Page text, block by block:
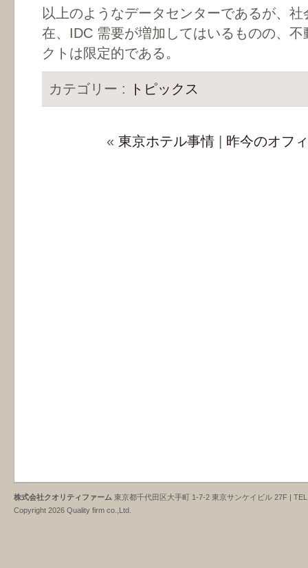
以上のようなデータセンターであるが、
在、IDC 需要が増加してはいるものの、
クトは限定的である。
カテゴリー : トピックス
«東京ホテル事情 昨今のオフ
株式会社クオリティファーム 東京都千代田区大手町 1-7-2 東京サンケイビル 27F |
Copyright 2026 Quality firm co.,Ltd.